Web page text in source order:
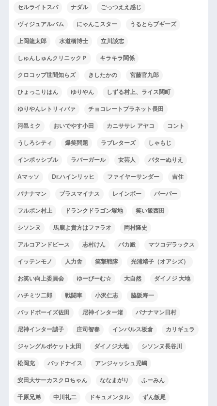
セルライトスパ ナダル ごっつええ感じ
ヴィジュアルバム にゃんこスター うるとらブギーズ
上岡龍太郎 水道橋博士 立川談志
しゅんしゅんクリニックＰ キラキラ関係
クロコップ世間知らズ きしたかの 宮藤官九郎
ひょっこりはん ゆりやん しずる村上、ライス関町
ゆりやんレトリィバァ チョコレートプラネット長田
河邑ミク おいでやす小田 カニササレ アヤコ コント
うしろシティ 爆笑問題 ラブレターズ しゃもじ
インポッシブル ラバーガール 女芸人 バターぬりえ
Aマッソ Dr.ハインリッヒ ファイヤーサンダー 吉住
バナナマン プラスマイナス レインボー パーパー
フルポン村上 ドランクドラゴン塚地 笑い飯西田
シソンヌ 馬鹿よ貴方はファラオ 岡村隆史
アルコアンドピース 志村けん バカ殿 マツコデラックス
イッテンモノ 人力舎 笑撃戦隊 光浦靖子（オアシズ）
お笑い向上委員会 ゆーびーむ☆ 大自然 ダイノジ 大地
ハチミツ二郎 戦闘車 小沢仁志 脇阪寿一
バッドボーイズ佐田 尼神インター渚 バナナマン日村
尼神インター誠子 庄司智春 インパルス板倉 カリギュラ
ジャングルポケット太田 ダイノジ大地 シソンヌ長谷川
松岡充 バッドナイス アンジャッシュ児嶋
安田大サーカスクロちゃん ななまがり ふーみん
千原兄弟 中川礼二 ドキュメンタル ずん飯尾